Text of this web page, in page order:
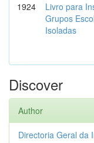
1924
Livro para
Grupos
Isoladas
Discover
Author
Directoria Geral da